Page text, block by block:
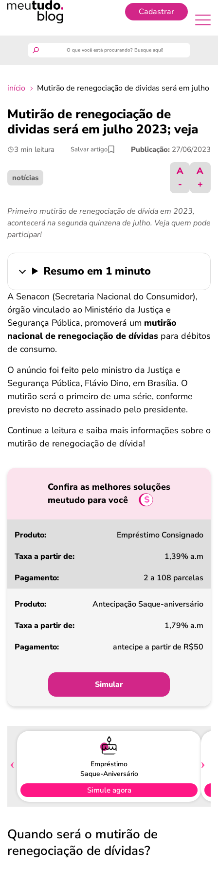
Cadastrar
finanças
benefícios
crédito fácil
ferramentas
início Mutirão de renegociação de dividas será em julho
Mutirão de renegociação de
dividas será em julho 2023; veja
3 min leitura Salvar artigo Publicação: 27/06/2023
notícias
A
-
A
+
Primeiro mutirão de renegociação de dívida em 2023,
acontecerá na segunda quinzena de julho. Veja quem pode
participar!
Resumo em 1 minuto
A Senacon (Secretaria Nacional do Consumidor),
órgão vinculado ao Ministério da Justiça e
Segurança Pública, promoverá um mutirão
nacional de renegociação de dívidas para débitos
de consumo.
O anúncio foi feito pelo ministro da Justiça e
Segurança Pública, Flávio Dino, em Brasília. O
mutirão será o primeiro de uma série, conforme
previsto no decreto assinado pelo presidente.
Continue a leitura e saiba mais informações sobre o
mutirão de renegociação de dívida!
Confira as melhores soluções
meutudo para você
Produto
a
de
Pagamento
Empréstimo Consignado
1,39% a.m
2 a 108 parcelas
Antecipação Saque-aniversário
1,79% a.m
antecipe a partir de R$50
Simular
Empréstimo
Saque-Aniversário
Simule agora
Quando será o mutirão de
renegociação de dívidas?